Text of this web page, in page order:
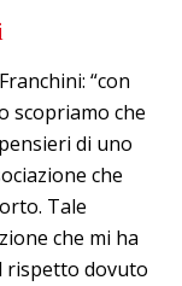
“con
scopriamo che
di uno
che
Tale
che mi ha
rispetto dovuto